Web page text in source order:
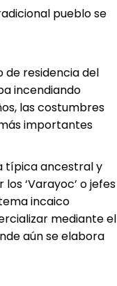
pueblo se
de residencia del
incendiando
las costumbres
importantes
típica ancestral y
‘Varayoc’ o jefes
incaico
mediante el
aún se elabora